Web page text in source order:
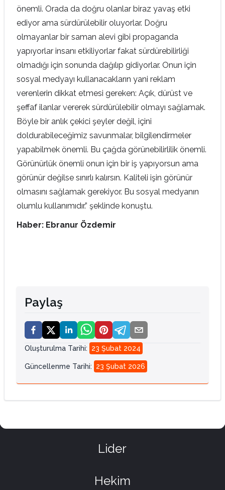
önemli. Orada da doğru olanlar biraz yavaş etki
ediyor ama sürdürülebilir oluyorlar. Doğru
olmayanlar bir saman alevi gibi propaganda
yapıyorlar insanı etkiliyorlar fakat sürdürebilirliği
olmadığı için sonunda dağılıp gidiyorlar. Onun için
sosyal medyayı kullanacakların yani reklam
verenlerin dikkat etmesi gereken: Açık, dürüst ve
şeffaf ilanlar vererek sürdürülebilir olmayı sağlamak.
Böyle bir anlık çekici şeyler değil, içini
doldurabileceğimiz savunmalar, bilgilendirmeler
yapabilmek önemli. Bu çağda görünebilirlilik önemli.
Görünürlük önemli onun için bir iş yapıyorsun ama
görünür değilse sınırlı kalırsın. Kaliteli işin görünür
olmasını sağlamak gerekiyor. Bu sosyal medyanın
olumlu kullanımıdır.” şeklinde konuştu.
Haber: Ebranur Özdemir
Paylaş
Oluşturulma Tarihi: 23 Şubat 2024
Güncellenme Tarihi: 23 Şubat 2026
Lider
Hekim